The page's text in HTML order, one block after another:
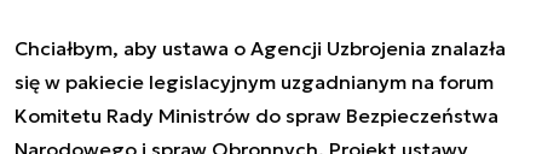
Chciałbym, aby ustawa o Agencji Uzbrojenia znalazła
się w pakiecie legislacyjnym uzgadnianym na forum
Komitetu Rady Ministrów do spraw Bezpieczeństwa